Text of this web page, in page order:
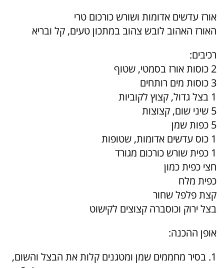
אורז עדשים אדומות ושורש כורכום טרי
האורז האהוב לובש צהוב במתכון טעים, קל ובריא
רכיבים:
2 כוסות אורז בסמטי, שטוף
3 כוסות מים רותחים
1 בצל גדול, קצוץ לקוביות
5 שיני שום, קצוצות
5 כפות שמן
1 כוס עדשים אדומות, שטופות
1 כפית שורש כורכום מגורד
חצי כפית כמון
כפית מלח
קצת פלפל שחור
בצל ירוק וכוסברה קצוצים לקישוט
אופן ההכנה:
1. בסיר מחממים שמן ומטגנים קלות את הבצל והשום,